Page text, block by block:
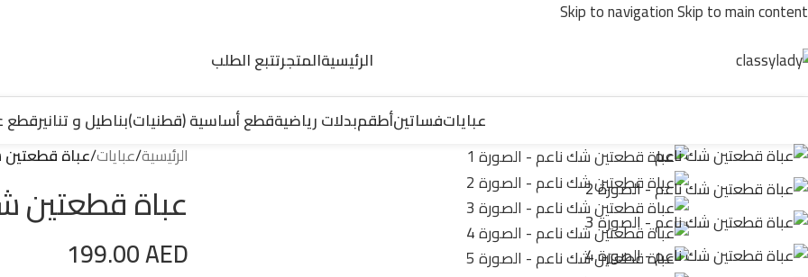
Skip to navigationSkip to main content
الرئيسيةالمتجرتتبع الطلب
عباياتفساتينأطقمبدلات رياضيةقطع أساسية (قطنيات)بناطيل و تنانيرقطع
الرئيسية/عبايات/عباة
عباة قطعتين
199.00AED